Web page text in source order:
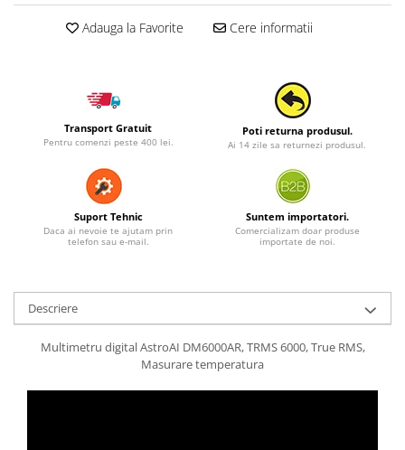
Adauga la Favorite Cere informatii
Transport Gratuit
Pentru comenzi peste 400 lei.
Poti returna produsul.
Ai 14 zile sa returnezi produsul.
Suport Tehnic
Daca ai nevoie te ajutam prin
telefon sau e-mail.
Suntem importatori.
Comercializam doar produse
importate de noi.
Descriere
Multimetru digital AstroAI DM6000AR, TRMS 6000, True RMS,
Masurare temperatura